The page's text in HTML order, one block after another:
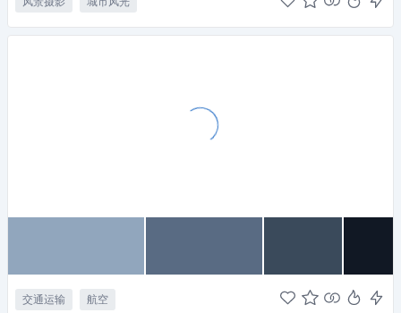
交通运输 航空